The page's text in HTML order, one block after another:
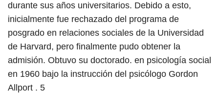
durante sus años universitarios. Debido a esto,
inicialmente fue rechazado del programa de
posgrado en relaciones sociales de la Universidad
de Harvard, pero finalmente pudo obtener la
admisión. Obtuvo su doctorado. en psicología social
en 1960 bajo la instrucción del psicólogo Gordon
Allport . 5